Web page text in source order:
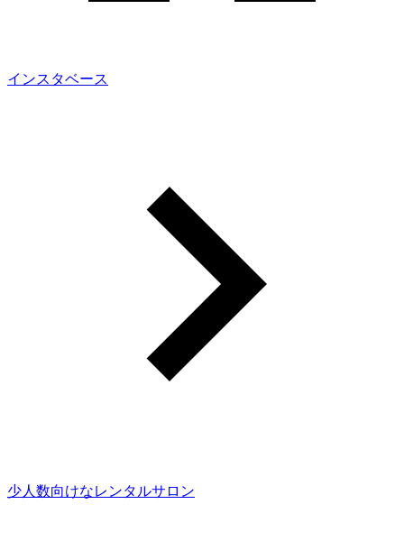
インスタベース
少人数向けなレンタルサロン